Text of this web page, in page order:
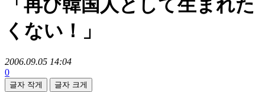
「再び韓国人として生まれた
くない！」
2006.09.05 14:04
0
글자 작게 글자 크게